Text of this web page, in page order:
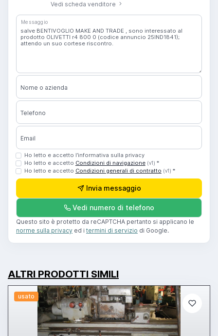
Vedi scheda venditore
Messaggio
Nome o azienda
Telefono
Email
Ho letto e accetto l’informativa sulla privacy
Ho letto e accetto Condizioni di navigazione (v1) *
Ho letto e accetto Condizioni generali di contratto (v1) *
Invia messaggio
Vedi numero di telefono
Questo sito è protetto da reCAPTCHA pertanto si applicano le
norme sulla privacy ed i termini di servizio di Google.
ALTRI PRODOTTI SIMILI
usato